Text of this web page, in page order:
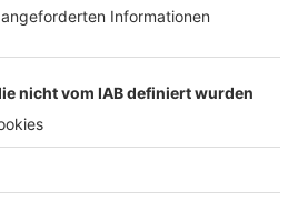
sich der Bau eines
der einer Gaube auch
bei der Berechnung der
verändern Zwerchhäuser die
als einfache Gauben. Vor der
darum stets erst der